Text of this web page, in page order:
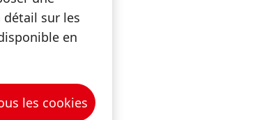
sur les
en
les cookies